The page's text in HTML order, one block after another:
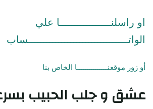
او راسلنـــــــــــــــــا علي
الواتـــــــــــــــــــــــــــــــــساب
أو زور موقعنـــــــــــــــا الخاص بنا
عشق و جلب الحبيب